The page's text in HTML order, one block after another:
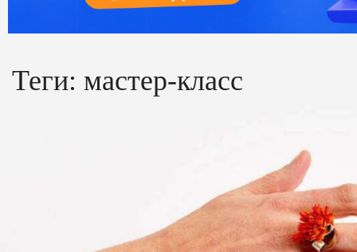
Теги: мастер-класс